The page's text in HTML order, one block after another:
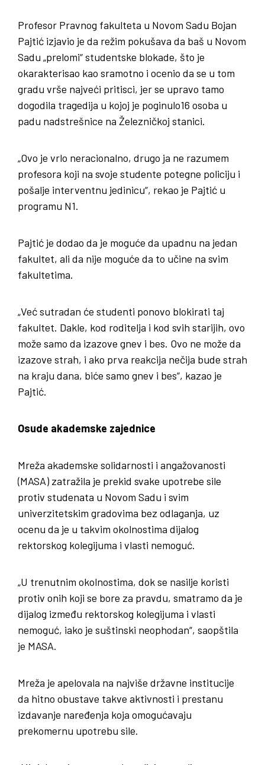
Profesor Pravnog fakulteta u Novom Sadu Bojan
Pajtić izjavio je da režim pokušava da baš u Novom
Sadu „prelomi“ studentske blokade, što je
okarakterisao kao sramotno i ocenio da se u tom
gradu vrše najveći pritisci, jer se upravo tamo
dogodila tragedija u kojoj je poginulo16 osoba u
padu nadstrešnice na Železničkoj stanici.
„Ovo je vrlo neracionalno, drugo ja ne razumem
profesora koji na svoje studente potegne policiju i
pošalje interventnu jedinicu“, rekao je Pajtić u
programu N1.
Pajtić je dodao da je moguće da upadnu na jedan
fakultet, ali da nije moguće da to učine na svim
fakultetima.
„Već sutradan će studenti ponovo blokirati taj
fakultet. Dakle, kod roditelja i kod svih starijih, ovo
može samo da izazove gnev i bes. Ovo ne može da
izazove strah, i ako prva reakcija nečija bude strah
na kraju dana, biće samo gnev i bes“, kazao je
Pajtić.
Osude akademske zajednice
Mreža akademske solidarnosti i angažovanosti
(MASA) zatražila je prekid svake upotrebe sile
protiv studenata u Novom Sadu i svim
univerzitetskim gradovima bez odlaganja, uz
ocenu da je u takvim okolnostima dijalog
rektorskog kolegijuma i vlasti nemoguć.
„U trenutnim okolnostima, dok se nasilje koristi
protiv onih koji se bore za pravdu, smatramo da je
dijalog između rektorskog kolegijuma i vlasti
nemoguć, iako je suštinski neophodan“, saopštila
je MASA.
Mreža je apelovala na najviše državne institucije
da hitno obustave takve aktivnosti i prestanu
izdavanje naređenja koja omogućavaju
prekomernu upotrebu sile.